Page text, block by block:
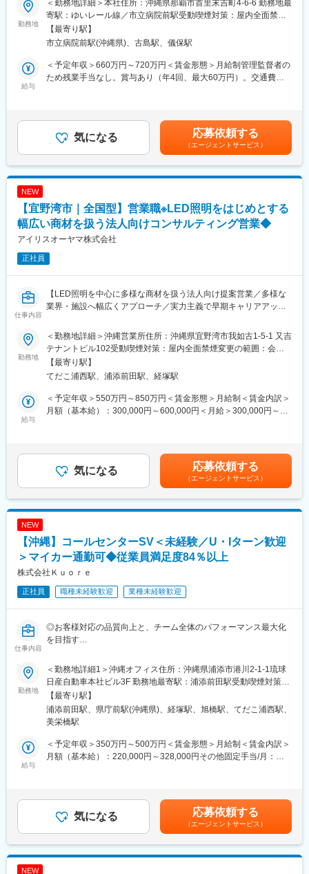
代理店へのコンサルティング営業のため、個人への保険販売は行
いません。
若手のうちから、販売戦略の企画や代理店経営者に向けた提案を
■キャリアについて
一人一人が主体的にチャレンジしキャリアを創れるような制度が
自身の希望する部署やポストに自ら手を挙げて挑戦できるジョブ
ポスティング制度があり、代理店営業から広報や商品開発、ITシ
ステム、契約サービス部門など幅広い部門へのキャリアチェンジ
■代理店営業とは
です。
代表的業務
（1）代理店への営業コンサル
（2）勉強会や集合研修の開催
（4）新規代理店の開拓
■業務概要
ECサイトの運営、SNS戦略、カスタマーセンター（CS）を統括
し、LTV（顧客生涯価値）最大化に向けた全戦略を指揮するこ
と。「商品開発」「新規出店」「広報・PR」の各領域メンバーを
率いて、それぞれのタスク進行管理、社内外での渉外対応を行う
プロジェクトマネージャー（PM）としての業務になります。
・EC・SNS・デザイン・CS担当（計4ユニット）の目標設計、育
成、評価
・顧客体験（CX）の創造： デジタルを通じた「顧客感動施策」の
渉外対応
・広報、PR業務に関する進捗進行管理、社内外との調整・渉外対
応
し、マルチな経験を活かせます。裁量が大きく、ブランドの進化
を牽引できるポジションです。
■就業環境
土日祝休み・年間休日120日以上／産休・育休制度／事業所内保
育園完備
「首里石鹸」は現在、会員数50万人・SNSフォロワー25万人を超
えるブランドへと成長し、大きな転換期を迎えています。
業課長（オンラインショップ統括 / PM）を募集します。
成長中の企業だからこそ味わえる、オンラインとビジネスサポー
トの領域を1マネジメントで推進できるところが最大の魅力です。
したい方に、ぜひチャレンジしていただきたい環境です。
変更の範囲：会社の定める業務
勤務地
＜勤務地詳細＞本社住所：沖縄県那覇市首里末吉町4-6-6 勤務地最
寄駅：ゆいレール線／市立病院前駅受動喫煙対策：屋内全面禁煙
変更の範囲：会社の定める事業所
【最寄り駅】
市立病院前駅(沖縄県)、古島駅、儀保駅
給与
＜予定年収＞660万円～720万円＜賃金形態＞月給制管理監督者の
ため残業手当なし。賞与あり（年4回、最大60万円）。交通費実
額であり、選考を通じて上下する可能性があります。月給(月額)は
固定手当を含めた表記です。
気になる 応募依頼する
（エージェントサービス）
NEW
【宜野湾市｜全国型】営業職※LED照明をはじめとする
幅広い商材を扱う法人向けコンサルティング営業◆
アイリスオーヤマ株式会社
正社員
仕事内容
【LED照明を中心に多様な商材を扱う法人向け提案営業／多様な
業界・施設へ幅広くアプローチ／実力主義で早期キャリアアップ
■業務概要
当社の営業職として、主に官公庁や民間企業など多様な法人顧客
へLED照明や各種設備機器、内装資材など幅広い商材を提案しま
す。既存顧客へのルート営業を中心に新規開拓も並行し、顧客の
課題やニーズに応じた最適なソリューションを提供します。
取扱商品：LED照明、空調・エアソリューション、映像機器、建
築資材などを組み合わせて提案
提案の目的：施設の省エネ化、快適性向上、コスト削減など顧客
社会貢献度の高い業務も含む
施工体制：工事はグループ会社や外部協力会社と連携して実施
勤務条件の目安：残業はおよそ月40時間程度想定、そのほかに直
既存顧客6割、新規開拓4割。
LED照明、エアソリューション、映像ソリューション、建築資
材、スポーツ・ストア・IoTソリューション、オフィス家具など多
わせ提案が可能です。
■教育体制
入社後は商品知識・事業理解・提案研修など充実。未経験分野で
も安心して成長できる環境です。
■就業環境
年間休日120日・週休2日制／福利厚生・各種手当あり
いキャリア形成が可能です。
360度評価の実力主義で、若手でも早期にマネジメントやプレイ
ングマネージャーとして活躍できる機会があります。
勤務地
＜勤務地詳細＞沖縄営業所住所：沖縄県宜野湾市我如古1-5-1 又吉
テナントビル102受動喫煙対策：屋内全面禁煙変更の範囲：会社
の定める事業所
【最寄り駅】
てだこ浦西駅、浦添前田駅、経塚駅
給与
＜予定年収＞550万円～850万円＜賃金形態＞月給制＜賃金内訳＞
月額（基本給）：300,000円～600,000円＜月給＞300,000円～
る可能性がございます。※休日出勤手当あり※リーダー職は固定残
業手当（50,000円／20～25h／超過分別途支給）※管理監督職は時
間外手当の対象外賃金はあくまでも目安の金額であり、選考を通
じて上下する可能性があります。月給(月額)は固定手当を含めた表
記です。
気になる 応募依頼する
（エージェントサービス）
NEW
【沖縄】コールセンターSV＜未経験／U・Iターン歓迎
＞マイカー通勤可◆従業員満足度84％以上
株式会社Ｋｕｏｒｅ
正社員 職種未経験歓迎 業種未経験歓迎
仕事内容
◎お客様対応の品質向上と、チーム全体のパフォーマンス最大化
を目指す
◎沖縄で最も働きやすく待遇が一番良いコールセンターを目指す
ことを掲げ、会社全体で働きやすい環境作り、待遇面の改善等に
取り組んでいます！
■業務内容 当社のコールセンターにて、10名前後のオペレータ
ーの管理・指導・業務改善を担当。お客様対応の品質向上と、チ
ーム全体のパフォーマンス最大化を目指してご活躍いただくポジ
ションです。
・クレームやイレギュラー対応のサポート
・業務データの集計／分析、レポート作成
勤務地
＜勤務地詳細1＞沖縄オフィス住所：沖縄県浦添市港川2-1-1琉球
日産自動車本社ビル3F 勤務地最寄駅：浦添前田駅受動喫煙対策：
敷地内喫煙可能場所あり＜勤務地詳細2＞那覇センター住所：沖縄
県那覇市久茂地１－７－１ 琉球リースビル９階勤務地最寄駅：ゆ
いレール線／県庁前駅受動喫煙対策：敷地内全面禁煙変更の範
【最寄り駅】
浦添前田駅、県庁前駅(沖縄県)、経塚駅、旭橋駅、てだこ浦西駅、
美栄橋駅
給与
＜予定年収＞350万円～500万円＜賃金形態＞月給制＜賃金内訳＞
月額（基本給）：220,000円～328,000円その他固定手当/月：
420万円：固定月額30万円（時間外労働手当46,875円含む）賃金
はあくまでも目安の金額であり、選考を通じて上下する可能性が
あります。月給(月額)は固定手当を含めた表記です。
気になる 応募依頼する
（エージェントサービス）
NEW